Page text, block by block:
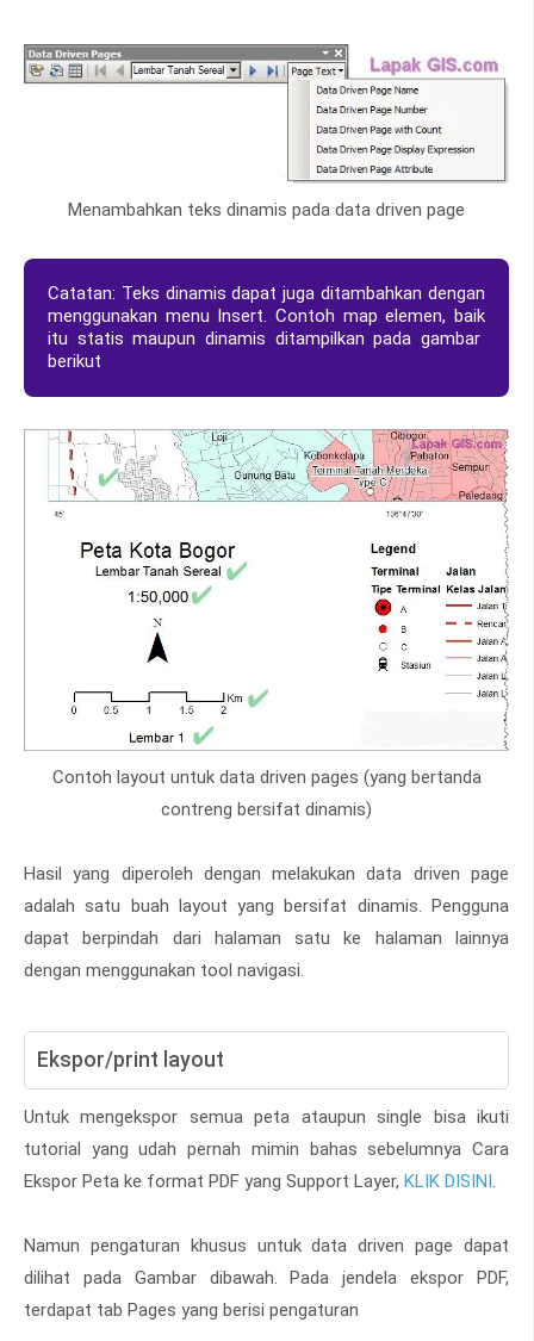
Menambahkan teks dinamis pada data driven page
Catatan: Teks dinamis dapat juga ditambahkan dengan
menggunakan menu Insert. Contoh map elemen, baik
itu statis maupun dinamis ditampilkan pada gambar
berikut
Contoh layout untuk data driven pages (yang bertanda
contreng bersifat dinamis)
Hasil yang diperoleh dengan melakukan data driven page
adalah satu buah layout yang bersifat dinamis. Pengguna
dapat berpindah dari halaman satu ke halaman lainnya
dengan menggunakan tool navigasi.
Ekspor/print layout
Untuk mengekspor semua peta ataupun single bisa ikuti
tutorial yang udah pernah mimin bahas sebelumnya Cara
Ekspor Peta ke format PDF yang Support Layer, KLIK DISINI.
Namun pengaturan khusus untuk data driven page dapat
dilihat pada Gambar dibawah. Pada jendela ekspor PDF,
terdapat tab Pages yang berisi pengaturan